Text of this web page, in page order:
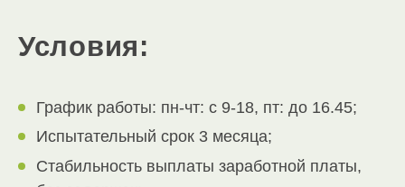
Условия:
График работы: пн-чт: с 9-18, пт: до 16.45;
Испытательный срок 3 месяца;
Стабильность выплаты заработной платы,